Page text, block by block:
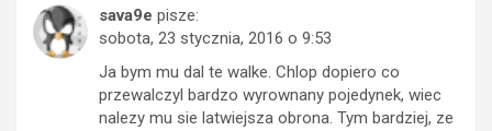
sava9e pisze:
sobota, 23 stycznia, 2016 o 9:53
Ja bym mu dal te walke. Chlop dopiero co
przewalczyl bardzo wyrownany pojedynek, wiec
nalezy mu sie latwiejsza obrona. Tym bardziej, ze